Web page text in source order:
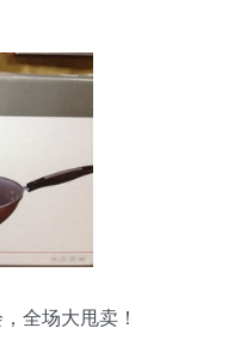
全场大甩卖！